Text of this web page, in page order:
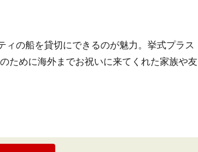
の船を貸切にできるのが魅力。挙式プラス
ために海外までお祝いに来てくれた家族や友